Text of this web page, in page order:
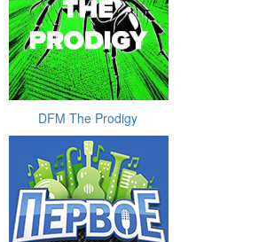
DFM The Prodigy